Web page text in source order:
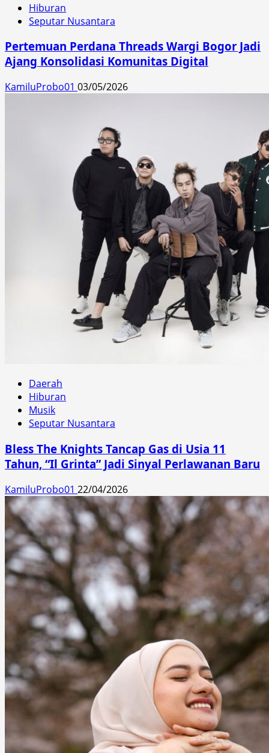
Hiburan
Seputar Nusantara
Pertemuan Perdana Threads Wargi Bogor Jadi
Ajang Konsolidasi Komunitas Digital
KamiluProbo01 03/05/2026
Daerah
Hiburan
Musik
Seputar Nusantara
Bless The Knights Tancap Gas di Usia 11
Tahun, “Il Grinta” Jadi Sinyal Perlawanan Baru
KamiluProbo01 22/04/2026